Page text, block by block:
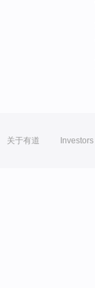
关于有道 Investors